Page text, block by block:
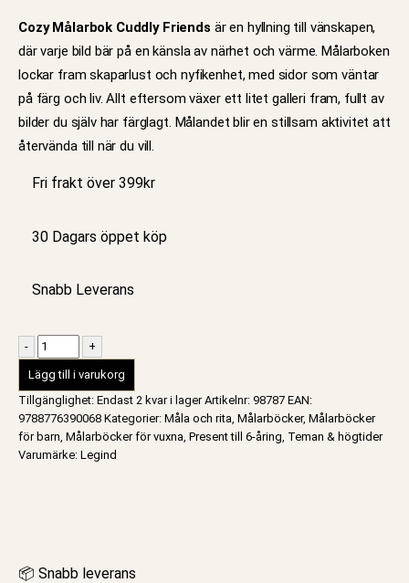
Cozy Målarbok Cuddly Friends är en hyllning till vänskapen,
där varje bild bär på en känsla av närhet och värme. Målarboken
lockar fram skaparlust och nyfikenhet, med sidor som väntar
på färg och liv. Allt eftersom växer ett litet galleri fram, fullt av
bilder du själv har färglagt. Målandet blir en stillsam aktivitet att
återvända till när du vill.
Fri frakt över 399kr
30 Dagars öppet köp
Snabb Leverans
- +
Lägg till i varukorg
Tillgänglighet: Endast 2 kvar i lager Artikelnr: 98787 EAN:
9788776390068 Kategorier: Måla och rita Målarböcker, Målarböcker
för barn Målarböcker för vuxna Present till 6-åring Teman & högtider
Varumärke: Legind
📦 Snabb leverans